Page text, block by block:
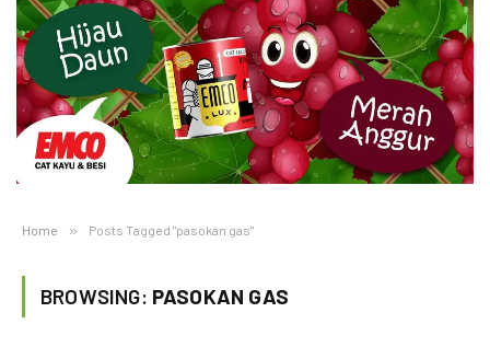
Home » Posts Tagged "pasokan gas"
BROWSING: PASOKAN GAS